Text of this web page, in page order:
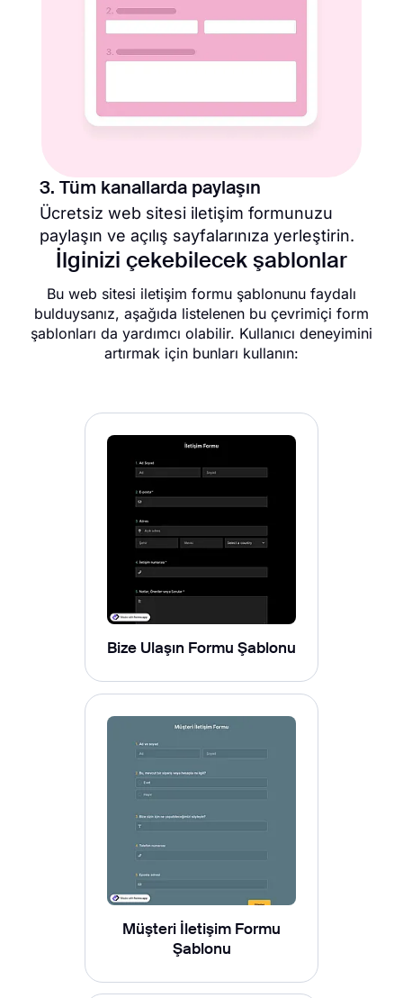
3. Tüm kanallarda paylaşın
Ücretsiz web sitesi iletişim formunuzu
paylaşın ve açılış sayfalarınıza yerleştirin.
İlginizi çekebilecek şablonlar
Bu web sitesi iletişim formu şablonunu faydalı
bulduysanız, aşağıda listelenen bu çevrimiçi form
şablonları da yardımcı olabilir. Kullanıcı deneyimini
artırmak için bunları kullanın:
Bize Ulaşın Formu Şablonu
Müşteri İletişim Formu
Şablonu